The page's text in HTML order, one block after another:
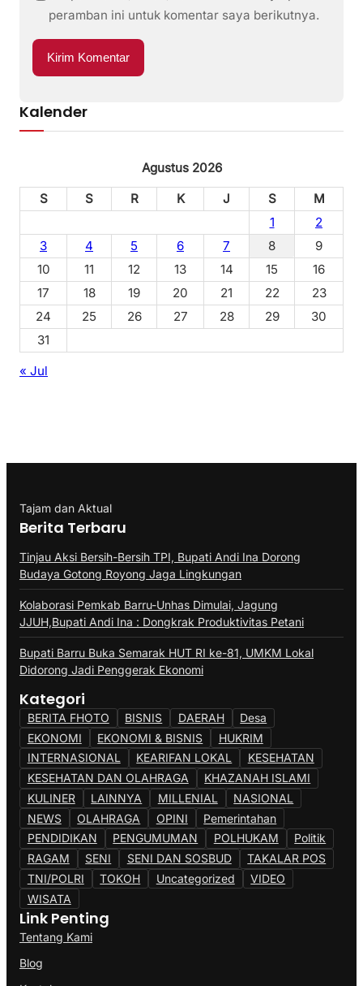
peramban ini untuk komentar saya berikutnya.
Kalender
Agustus 2026
S
S R K J S
M
1
2
3
4 5 6 7 8
9
10
11 12 13 14 15
16
17
18 19 20 21 22
23
24
25 26 27 28 29
30
31
« Jul
Tajam dan Aktual
Berita Terbaru
Tinjau Aksi Bersih-Bersih TPI, Bupati Andi Ina Dorong
Budaya Gotong Royong Jaga Lingkungan
Kolaborasi Pemkab Barru-Unhas Dimulai, Jagung
JJUH,Bupati Andi Ina : Dongkrak Produktivitas Petani
Bupati Barru Buka Semarak HUT RI ke-81, UMKM Lokal
Didorong Jadi Penggerak Ekonomi
Kategori
BERITA FHOTO BISNIS DAERAH
Desa
EKONOMI
EKONOMI & BISNIS
HUKRIM
INTERNASIONAL
KEARIFAN LOKAL
KESEHATAN
KESEHATAN DAN OLAHRAGA
KHAZANAH ISLAMI
KULINER
LAINNYA MILLENIAL
NASIONAL
NEWS
OLAHRAGA OPINI
Pemerintahan
PENDIDIKAN
PENGUMUMAN POLHUKAM
Politik
RAGAM
SENI SENI DAN SOSBUD
TAKALAR POS
TNI/POLRI
TOKOH Uncategorized
VIDEO
WISATA
Link Penting
Tentang Kami
Blog